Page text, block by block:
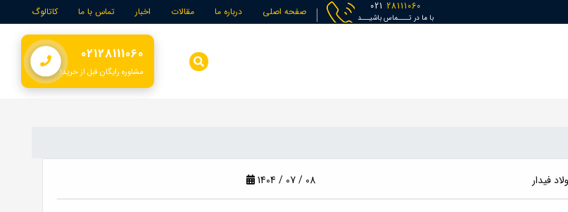
021 28111060
با ما در تــــماس باشیـــد صفحه اصلی درباره ما مقالات اخبار تماس با ما کاتالوگ
02128111060
مشاوره رایگان قبل از خرید!
فيدار 1404 / 07 / 08